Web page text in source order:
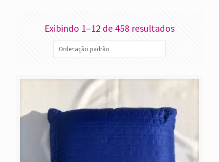
Exibindo 1–12 de 458 resultados